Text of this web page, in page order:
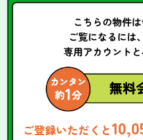
ご登録いただくと